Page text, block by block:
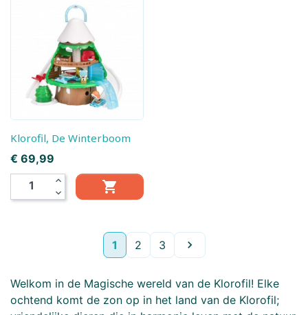
Klorofil, De Winterboom
Prijs
€ 69,99
expand_less
expand_more

1 2 3 Volgende

Welkom in de Magische wereld van de Klorofil! Elke
ochtend komt de zon op in het land van de Klorofil;